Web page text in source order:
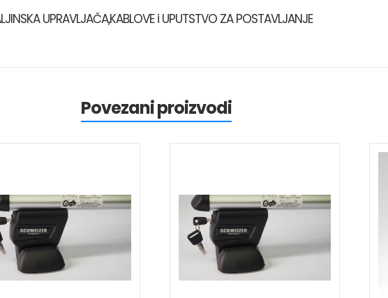
UPRAVLJAČA,KABLOVE i UPUTSTVO ZA POSTAVLJANJE
Povezani proizvodi